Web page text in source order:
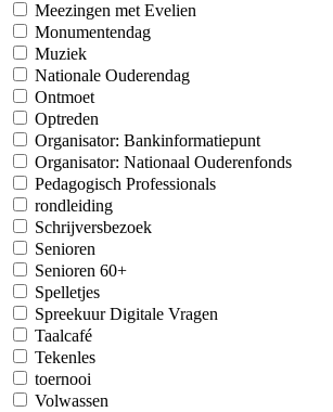
Meezingen met Evelien
Monumentendag
Muziek
Nationale Ouderendag
Ontmoet
Optreden
Organisator: Bankinformatiepunt
Organisator: Nationaal Ouderenfonds
Pedagogisch Professionals
rondleiding
Schrijversbezoek
Senioren
Senioren 60+
Spelletjes
Spreekuur Digitale Vragen
Taalcafé
Tekenles
toernooi
Volwassen